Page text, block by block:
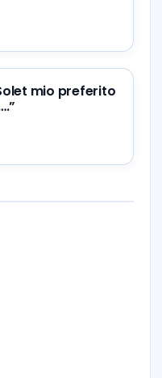
mio preferito